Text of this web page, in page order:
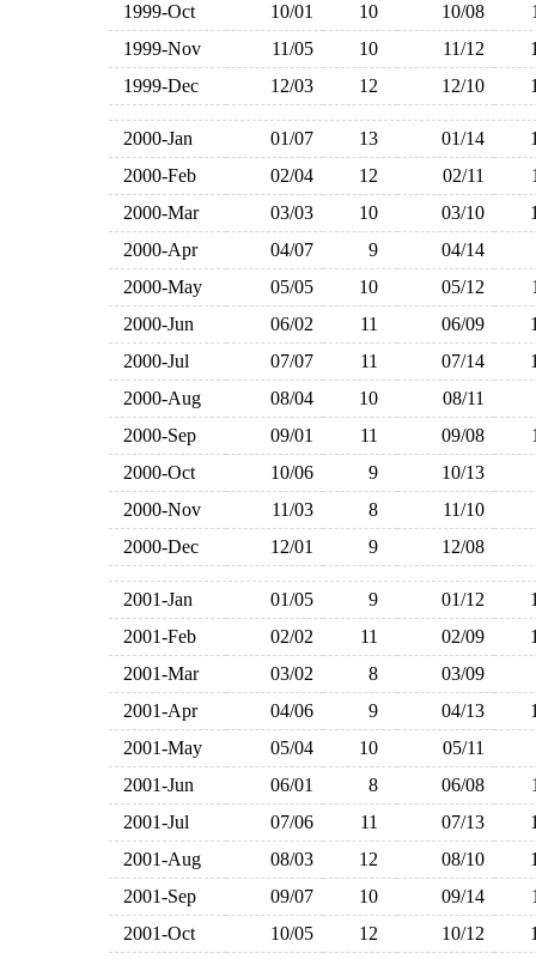
1999-Oct
10/01 10 10/08
1999-Nov
11/05 10 11/12
1999-Dec
12/03 12 12/10
2000-Jan 01/07 13 01/14
2000-Feb
02/04 12 02/11
2000-Mar
03/03 10 03/10
2000-Apr
04/07 9
04/14
2000-May
05/05 10 05/12
2000-Jun
06/02 11 06/09
2000-Jul
07/07 11 07/14
2000-Aug
08/04 10
08/11
2000-Sep
09/01 11 09/08
2000-Oct
10/06 9
10/13
2000-Nov
11/03 8
11/10
2000-Dec
12/01 9 12/08
2001-Jan 01/05 9 01/12
2001-Feb
02/02 11 02/09
2001-Mar
03/02 8
03/09
2001-Apr
04/06 9 04/13
2001-May
05/04 10
05/11
2001-Jun
06/01 8 06/08
2001-Jul
07/06 11 07/13
2001-Aug
08/03 12 08/10
2001-Sep
09/07 10 09/14
2001-Oct
10/05 12 10/12